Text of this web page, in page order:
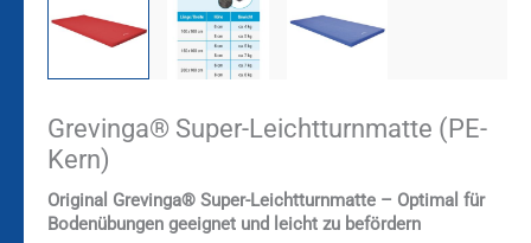
Grevinga® Super-Leichtturnmatte (PE-
Kern)
Original Grevinga® Super-Leichtturnmatte – Optimal für
Bodenübungen geeignet und leicht zu befördern